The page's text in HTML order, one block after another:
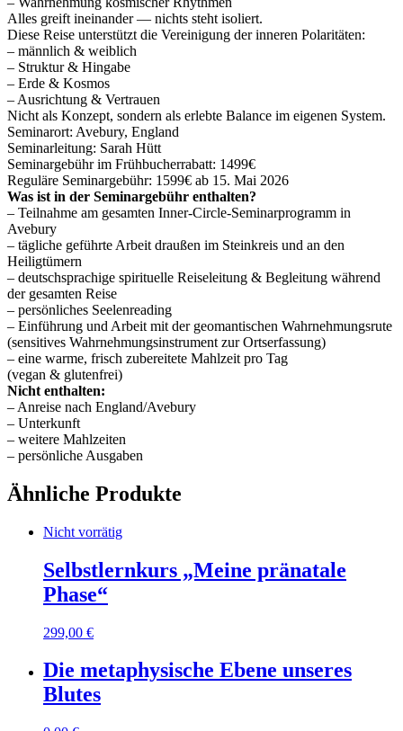
Alles greift ineinander — nichts steht isoliert.
Diese Reise unterstützt die Vereinigung der inneren Polaritäten:
– männlich & weiblich
– Struktur & Hingabe
– Erde & Kosmos
– Ausrichtung & Vertrauen
Nicht als Konzept, sondern als erlebte Balance im eigenen System.
Seminarort: Avebury, England
Seminarleitung: Sarah Hütt
Seminargebühr im Frühbucherrabatt: 1499€
Reguläre Seminargebühr: 1599€ ab 15. Mai 2026
Was ist in der Seminargebühr enthalten?
– Teilnahme am gesamten Inner-Circle-Seminarprogramm in
Avebury
– tägliche geführte Arbeit draußen im Steinkreis und an den
Heiligtümern
– deutschsprachige spirituelle Reiseleitung & Begleitung während
der gesamten Reise
– persönliches Seelenreading
– Einführung und Arbeit mit der geomantischen Wahrnehmungsrute
(sensitives Wahrnehmungsinstrument zur Ortserfassung)
– eine warme, frisch zubereitete Mahlzeit pro Tag
(vegan & glutenfrei)
Nicht enthalten:
– Anreise nach England/Avebury
– Unterkunft
– weitere Mahlzeiten
– persönliche Ausgaben
Ähnliche Produkte
Nicht vorrätig
Selbstlernkurs „Meine pränatale
Phase“
299,00 €
Die metaphysische Ebene unseres
Blutes